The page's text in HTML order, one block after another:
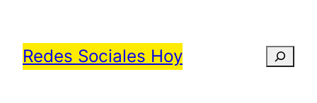
contenido
Redes Sociales Hoy